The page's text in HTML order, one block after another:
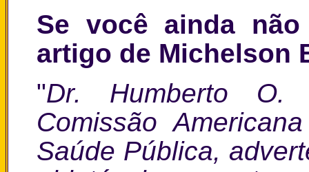
Se você ainda
artigo de Michelson
"Dr. Humberto O.
Comissão
Saúde Pública,